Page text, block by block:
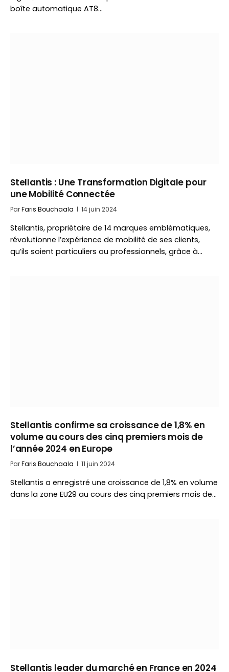
boîte automatique AT8…
Stellantis : Une Transformation Digitale pour
une Mobilité Connectée
ParFaris Bouchaala 14 juin 2024
Stellantis, propriétaire de 14 marques emblématiques,
révolutionne l’expérience de mobilité de ses clients,
qu’ils soient particuliers ou professionnels, grâce à…
Stellantis confirme sa croissance de 1,8% en
volume au cours des cinq premiers mois de
l’année 2024 en Europe
ParFaris Bouchaala 11 juin 2024
Stellantis a enregistré une croissance de 1,8% en volume
dans la zone EU29 au cours des cinq premiers mois de…
Stellantis leader du marché en France en 2024